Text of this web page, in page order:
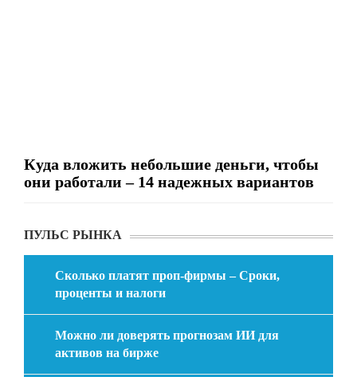
Куда вложить небольшие деньги, чтобы
они работали – 14 надежных вариантов
ПУЛЬС РЫНКА
Сколько платят проп-фирмы – Сроки,
проценты и налоги
Можно ли доверять прогнозам ИИ для
активов на бирже